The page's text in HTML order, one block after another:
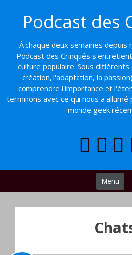
contenu
Podcast des
À chaque deux semaines depuis
Podcast des Crinqués
culture populaire. Sous différents
création, l'adaptation, la
comprendre l'importance et
terminons avec ce qui nous a
monde geek
Menu